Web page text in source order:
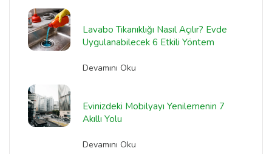
Lavabo Tıkanıklığı Nasıl Açılır? Evde
Uygulanabilecek 6 Etkili Yöntem
Devamını Oku
Evinizdeki Mobilyayı Yenilemenin 7
Akıllı Yolu
Devamını Oku